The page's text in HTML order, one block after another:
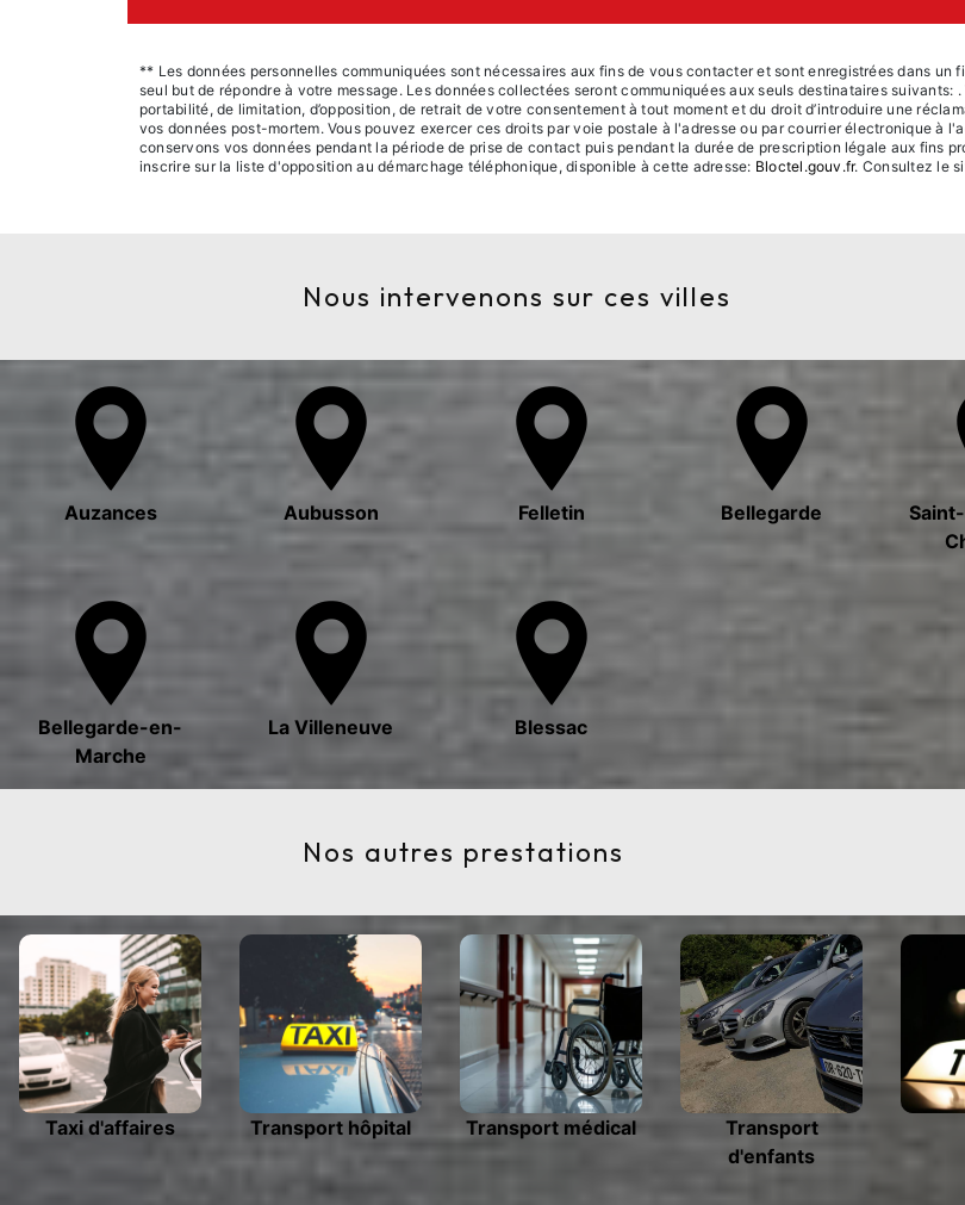
** Les données personnelles communiquées sont nécessaires aux fins de vous contacter et sont enregistrées dans
seul but de répondre à votre message. Les données collectées seront communiquées aux seuls destinataires suivants:
portabilité, de limitation, d’opposition, de retrait de votre consentement à tout moment et du droit d’introduire une
vos données post-mortem. Vous pouvez exercer ces droits par voie postale à l'adresse ou par courrier électronique à
conservons vos données pendant la période de prise de contact puis pendant la durée de prescription légale aux fins
inscrire sur la liste d'opposition au démarchage téléphonique, disponible à cette adresse: Bloctel.gouv.fr. Consultez le
Nous intervenons sur ces villes
Auzances Aubusson Felletin Bellegarde
Bellegarde-en-
Marche
La Villeneuve Blessac
Nos autres prestations
Taxi d'affaires Transport hôpital Transport médical
Transport
d'enfants